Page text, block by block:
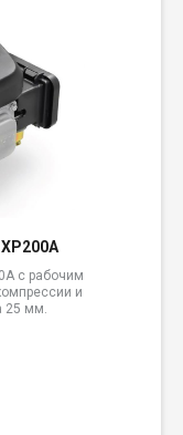
с рабочим
и
25 мм.